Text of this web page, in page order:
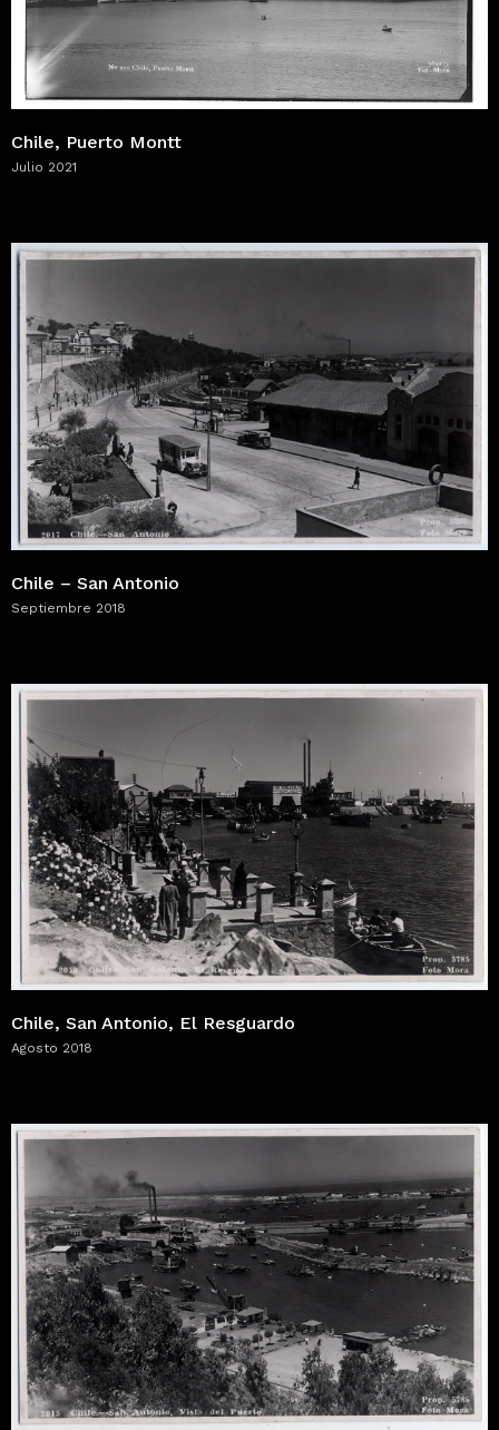
Chile, Puerto Montt
Julio 2021
Chile – San Antonio
Septiembre 2018
Chile, San Antonio, El Resguardo
Agosto 2018